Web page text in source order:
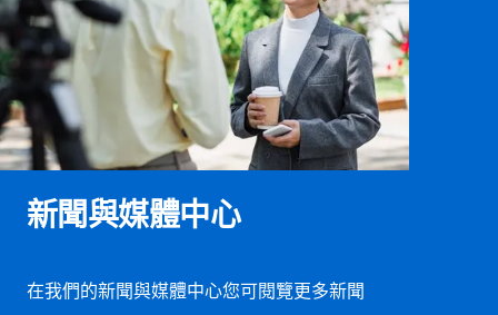
新聞與媒體中心
在我們的新聞與媒體中心您可閱覽更多新聞